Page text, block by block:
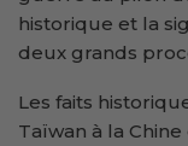
historique et la
deux grands
Les faits
Taïwan à la Chine